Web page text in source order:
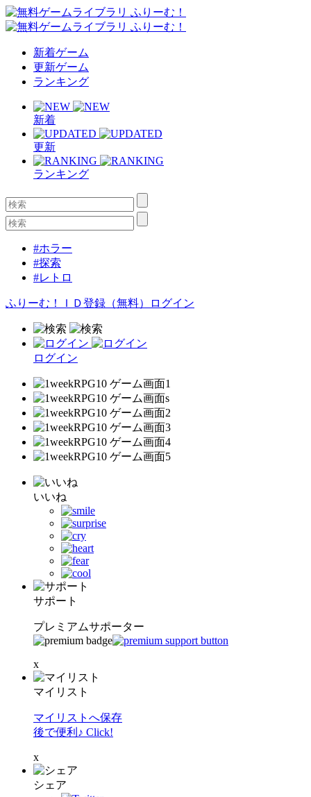
新着ゲーム
更新ゲーム
ランキング
新着
更新
ランキング
#ホラー
#探索
#レトロ
ふりーむ！ＩＤ登録（無料） ログイン
ログイン
いいね
サポート
プレミアムサポーター
x
マイリスト
マイリストへ保存
後で便利♪ Click!
x
シェア